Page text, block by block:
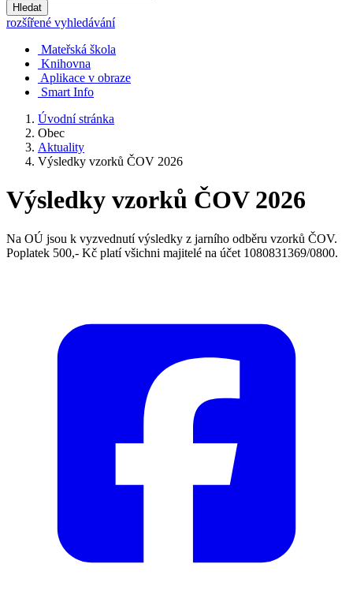
Hledat
rozšířené vyhledávání
Mateřská škola
Knihovna
Aplikace v obraze
Smart Info
Úvodní stránka
Obec
Aktuality
Výsledky vzorků ČOV 2026
Výsledky vzorků ČOV 2026
Na OÚ jsou k vyzvednutí výsledky z jarního odběru vzorků ČOV.
Poplatek 500,- Kč platí všichni majitelé na účet 1080831369/0800.